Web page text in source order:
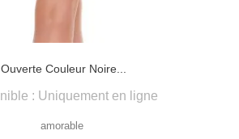
Couleur Noire...
: Uniquement en ligne
amorable